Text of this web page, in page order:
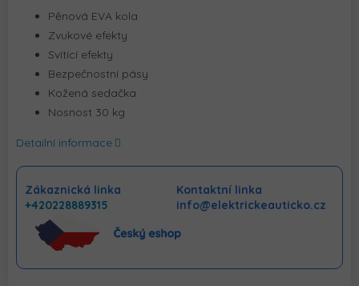
Pěnová EVA kola
Zvukové efekty
Svítící efekty
Bezpečnostní pásy
Kožená sedačka
Nosnost 30 kg
Detailní informace
Zákaznická linka
+420228889315
Kontaktní linka
info@elektrickeauticko.cz